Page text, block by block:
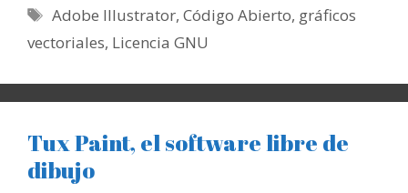
Etiquetas
Adobe Illustrator,Código Abierto, gráficos
vectoriales, Licencia GNU
Tux Paint, el software libre de
dibujo